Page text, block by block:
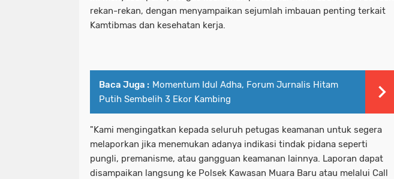
rekan-rekan, dengan menyampaikan sejumlah imbauan penting terkait
Kamtibmas dan kesehatan kerja.
Baca Juga : Momentum Idul Adha, Forum Jurnalis Hitam
Putih Sembelih 3 Ekor Kambing
"Kami mengingatkan kepada seluruh petugas keamanan untuk segera
melaporkan jika menemukan adanya indikasi tindak pidana seperti
pungli, premanisme, atau gangguan keamanan lainnya. Laporan dapat
disampaikan langsung ke Polsek Kawasan Muara Baru atau melalui Call